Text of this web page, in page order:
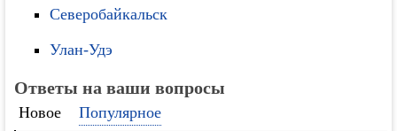
Северобайкальск
Улан-Удэ
Ответы на ваши вопросы
Новое
Популярное